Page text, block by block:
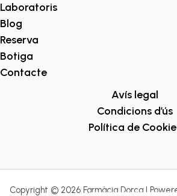
Laboratoris
Blog
Reserva
Botiga
Contacte
Avís legal
Condicions d’ús
Política de
Copyright © 2026 Farmàcia Dorca |